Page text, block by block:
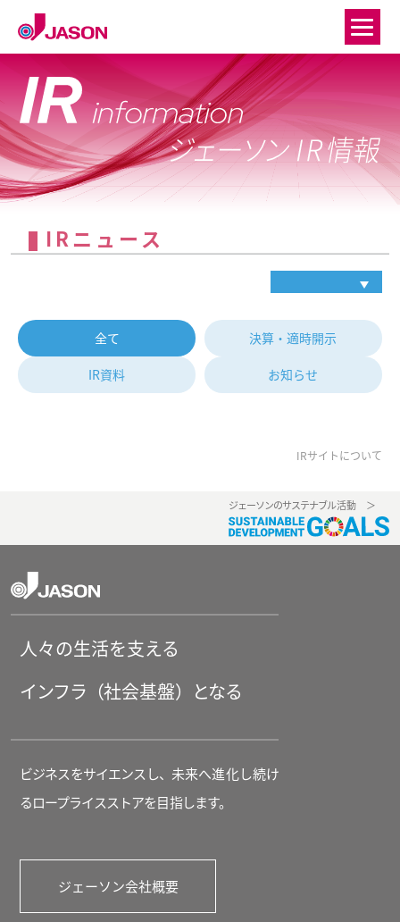
IRニュース
全て 決算・適時開示
IR資料 お知らせ
IRサイトについて
ジェーソンのサステナブル活動 ＞
人々の生活を支える
インフラ（社会基盤）となる
ビジネスをサイエンスし、 未来へ進化し続け
るロープライスストアを目指します。
ジェーソン会社概要